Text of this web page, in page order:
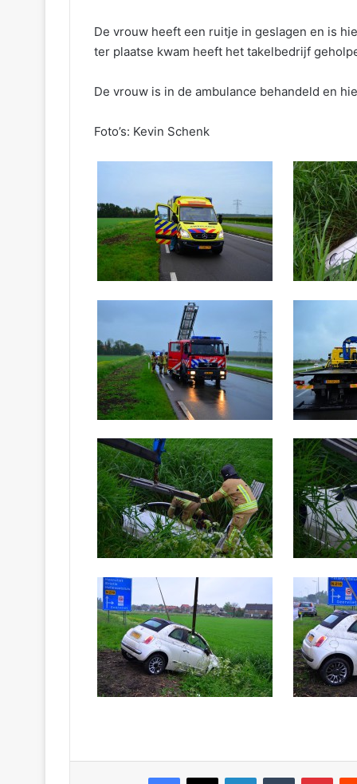
De vrouw heeft een ruitje in geslagen en is
ter plaatse kwam heeft het takelbedrijf
De vrouw is in de ambulance behandeld en
Foto’s: Kevin Schenk
Facebook X LinkedIn Tumblr Pinterest Reddit